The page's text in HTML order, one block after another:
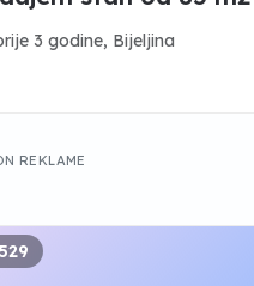
3 godine, Bijeljina
REKLAME